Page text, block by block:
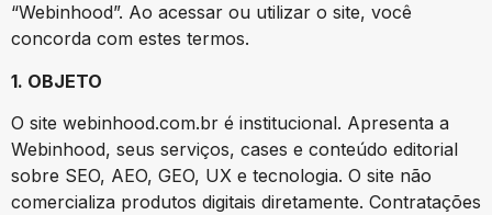
“Webinhood”. Ao acessar ou utilizar o site, você
concorda com estes termos.
1. OBJETO
O site webinhood.com.br é institucional. Apresenta a
Webinhood, seus serviços, cases e conteúdo editorial
sobre SEO, AEO, GEO, UX e tecnologia. O site não
comercializa produtos digitais diretamente. Contratações